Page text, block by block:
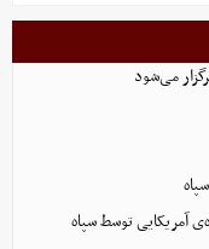
می‌شود